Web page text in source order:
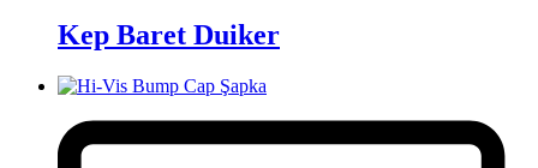
Kep Baret Duiker